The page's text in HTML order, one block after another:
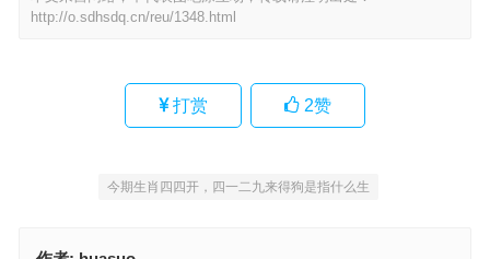
http://o.sdhsdq.cn/reu/1348.html
打赏 2赞
今期生肖四四开，四一二九来得狗是指什么生